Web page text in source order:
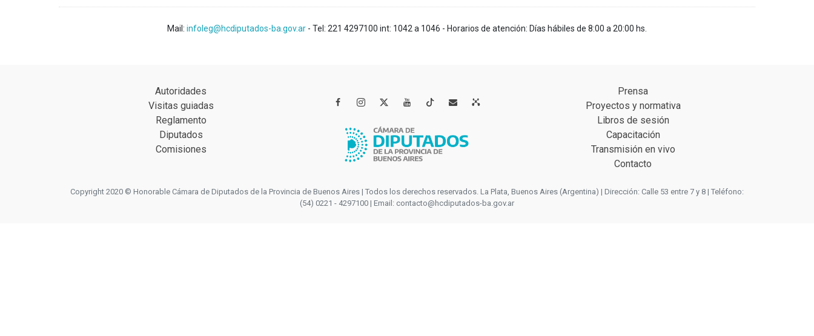
Mail: infoleg@hcdiputados-ba.gov.ar - Tel: 221 4297100 int: 1042 a 1046 - Horarios de atención: Días hábiles de 8:00 a 20:00 hs.
Autoridades
Visitas guiadas
Reglamento
Diputados
Comisiones
   
Prensa
Proyectos y normativa
Libros de sesión
Capacitación
Transmisión en vivo
Contacto
Copyright 2020 © Honorable Cámara de Diputados de la Provincia de Buenos Aires | Todos los derechos reservados. La Plata, Buenos Aires (Argentina) | Dirección: Calle 53 entre 7 y 8 | Teléfono:
(54) 0221 - 4297100 | Email: contacto@hcdiputados-ba.gov.ar